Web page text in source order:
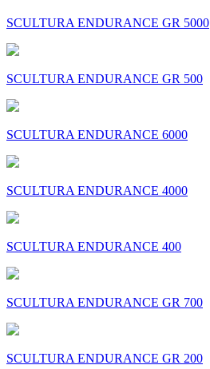
SCULTURA ENDURANCE GR 5000
SCULTURA ENDURANCE GR 500
SCULTURA ENDURANCE 6000
SCULTURA ENDURANCE 4000
SCULTURA ENDURANCE 400
SCULTURA ENDURANCE GR 700
SCULTURA ENDURANCE GR 200